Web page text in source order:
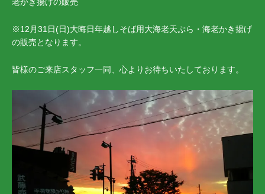
※12月31日(日)大晦日年越しそば用大海老天ぷら・海老かき揚げ
の販売となります。
皆様のご来店スタッフ一同、心よりお待ちいたしております。